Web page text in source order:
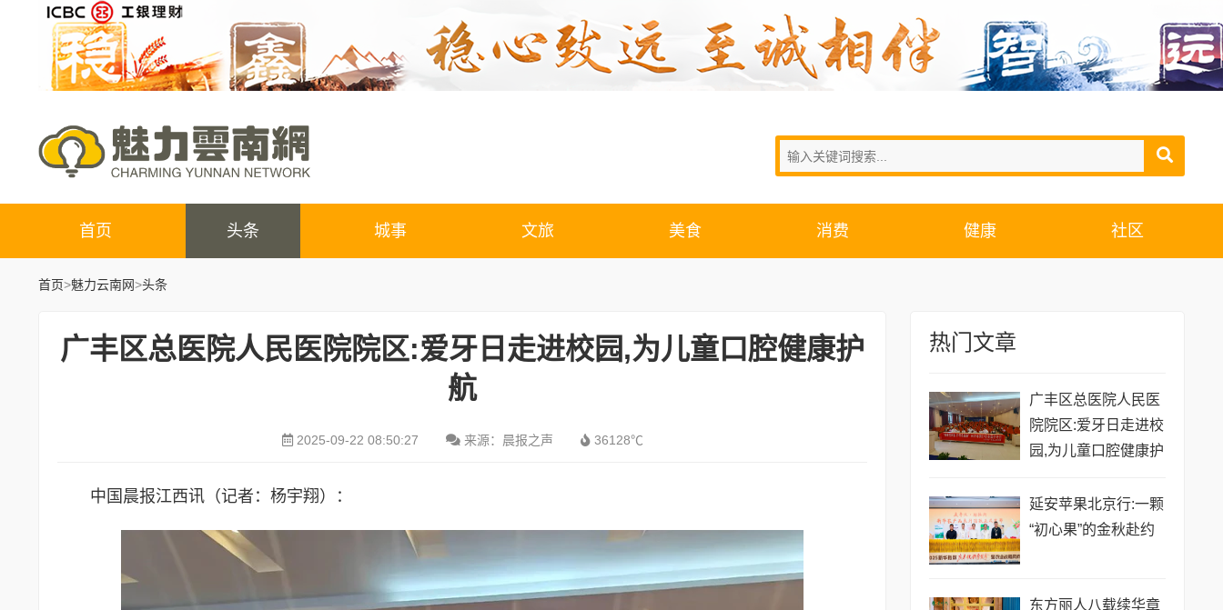
首页 头条 城事 文旅 美食 消费 健康 社区
首页>魅力云南网>头条
广丰区总医院人民医院院区:爱牙日走进校园,为儿童口腔健康护
航
2025-09-22 08:50:27 来源：晨报之声 36128℃
中国晨报江西讯（记者：杨宇翔）：
热门文章
广丰区总医院人民医
院院区:爱牙日走进校
园,为儿童口腔健康护
延安苹果北京行:一颗
“初心果”的金秋赴约
东方丽人八载续华章